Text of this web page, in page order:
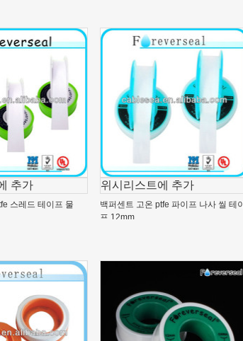
추가
스레드 테이프 물
위시리스트에 추가
백퍼센트 고온 ptfe 파이프 나사 씰 테이
프 12mm